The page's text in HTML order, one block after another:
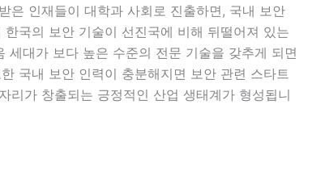
은 인재들이 대학과 사회로 진출하면, 국내 보안
국의 보안 기술이 선진국에 비해 뒤떨어져 있는
세대가 보다 높은 수준의 전문 기술을 갖추게 되면
국내 보안 인력이 충분해지면 보안 관련 스타트
리가 창출되는 긍정적인 산업 생태계가 형성됩니